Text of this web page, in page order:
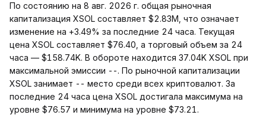
По состоянию на 8 авг. 2026 г. общая рыночная
капитализация XSOL составляет $2.83M, что означает
изменение на +3.49% за последние 24 часа. Текущая
цена XSOL составляет $76.40, а торговый объем за 24
часа — $158.74K. В обороте находится 37.04K XSOL при
максимальной эмиссии --. По рыночной капитализации
XSOL занимает -- место среди всех криптовалют. За
последние 24 часа цена XSOL достигала максимума на
уровне $76.57 и минимума на уровне $73.21.